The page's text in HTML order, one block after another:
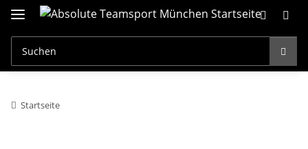
Startseite